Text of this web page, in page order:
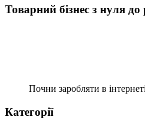
Товарний бізнес з нуля до
Почни заробляти в інтернеті
Категорії